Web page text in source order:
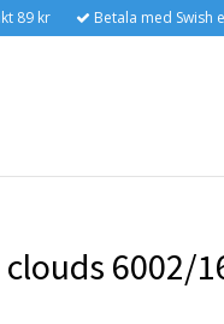
89 kr Betala med Swish
6002/